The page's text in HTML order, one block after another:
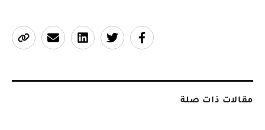
مقالات ذات صلة